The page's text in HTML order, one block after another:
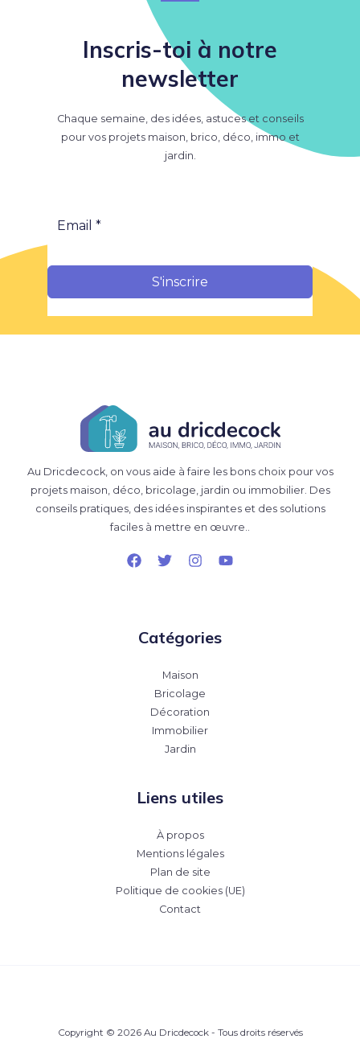
Inscris-toi à notre
newsletter
Chaque semaine, des idées, astuces et conseils
pour vos projets maison, brico, déco, immo et
jardin.
S'inscrire
Au Dricdecock, on vous aide à faire les bons choix pour vos
projets maison, déco, bricolage, jardin ou immobilier. Des
conseils pratiques, des idées inspirantes et des solutions
faciles à mettre en œuvre..
Catégories
Maison
Bricolage
Décoration
Immobilier
Jardin
Liens utiles
À propos
Mentions légales
Plan de site
Politique de cookies (UE)
Contact
Copyright © 2026 Au Dricdecock - Tous droits réservés